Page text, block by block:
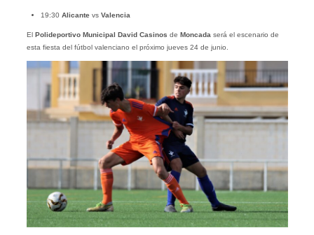
19:30 Alicantevs Valencia
El Polideportivo Municipal David Casinos de Moncadaserá el escenario de
esta fiesta del fútbol valenciano el próximo jueves 24 de junio.